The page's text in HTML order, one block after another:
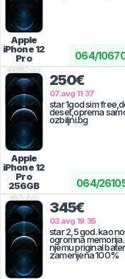
064/
Apple
iPhone 12
Pro
064/
#989f82ykrd
Apple
iPhone 12
Pro
256GB
250€
07.avg 11:37
star 1god sim
deset,oprema
ozbiljni.bg
#fq7vzfvjlj
345€
03.avg 19:35
star 2,5 god. kao
ogromna
njemu priginal
zamenjena 100%